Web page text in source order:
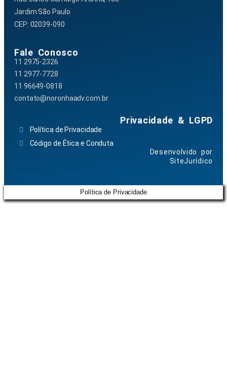
Jardim São Paulo
CEP: 02039-090
Fale Conosco
11 2975-2326
11 2977-7728
11 96649-0818
contato@noronhaadv.com.br
Privacidade & LGPD
Política de Privacidade
Código de Ética e Conduta
Desenvolvido por
SiteJurídico
Política de Privacidade